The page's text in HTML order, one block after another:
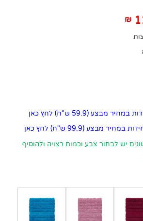
₪
יש לבחור צבע וכמות רצויה ולהוסיף